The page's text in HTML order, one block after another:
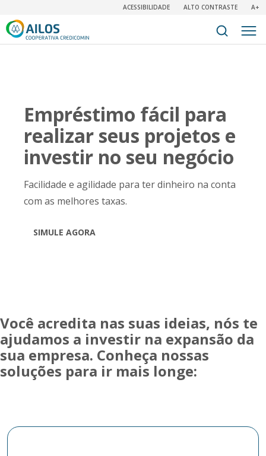
ACESSIBILIDADE ALTO CONTRASTE A+
Empréstimo fácil para
realizar seus projetos e
investir no seu negócio
Facilidade e agilidade para ter dinheiro na conta
com as melhores taxas.
SIMULE AGORA
Você acredita nas suas ideias, nós te
ajudamos a investir na expansão da
sua empresa. Conheça nossas
soluções para ir mais longe: